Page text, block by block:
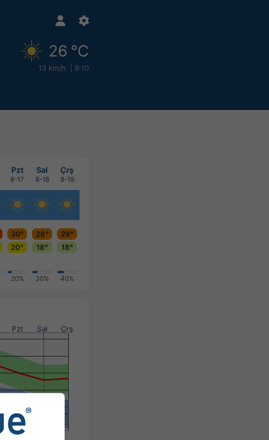
26 °C
13 km/h 9:10
Pzt Sal Çrş
8-17 8-18 8-19
30° 28°
28°
20° 18°
18°
20% 30% 40%
Pzt Sal Çrş